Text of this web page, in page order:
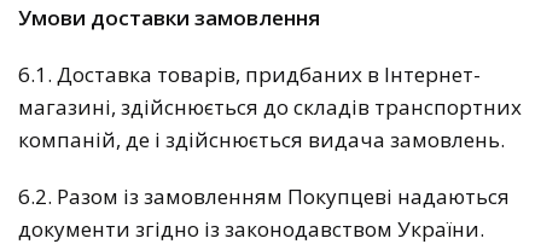
Умови доставки замовлення
6.1. Доставка товарів, придбаних в Інтернет-
магазині, здійснюється до складів транспортних
компаній, де і здійснюється видача замовлень.
6.2. Разом із замовленням Покупцеві надаються
документи згідно із законодавством України.